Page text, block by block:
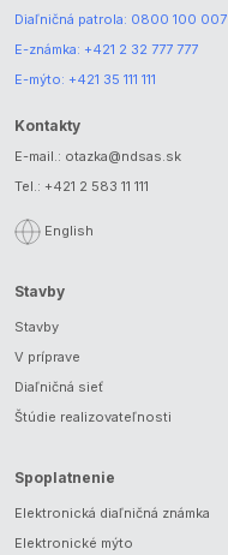
Diaľničná patrola: 0800 100 007
E-známka: +421 2 32 777 777
E-mýto: +421 35 111 111
Kontakty
E-mail.: otazka@ndsas.sk
Tel.: +421 2 583 11 111
English
Stavby
Stavby
V príprave
Diaľničná sieť
Štúdie realizovateľnosti
Spoplatnenie
Elektronická diaľničná známka
Elektronické mýto